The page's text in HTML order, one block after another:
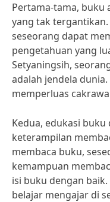
Pertama-tama, buku
yang tak
seseorang dapat
pengetahuan yang
Setyaningsih,
adalah jendela
memperluas
Kedua, edukasi
keterampilan
membaca buku,
kemampuan
isi buku dengan
belajar mengajar di